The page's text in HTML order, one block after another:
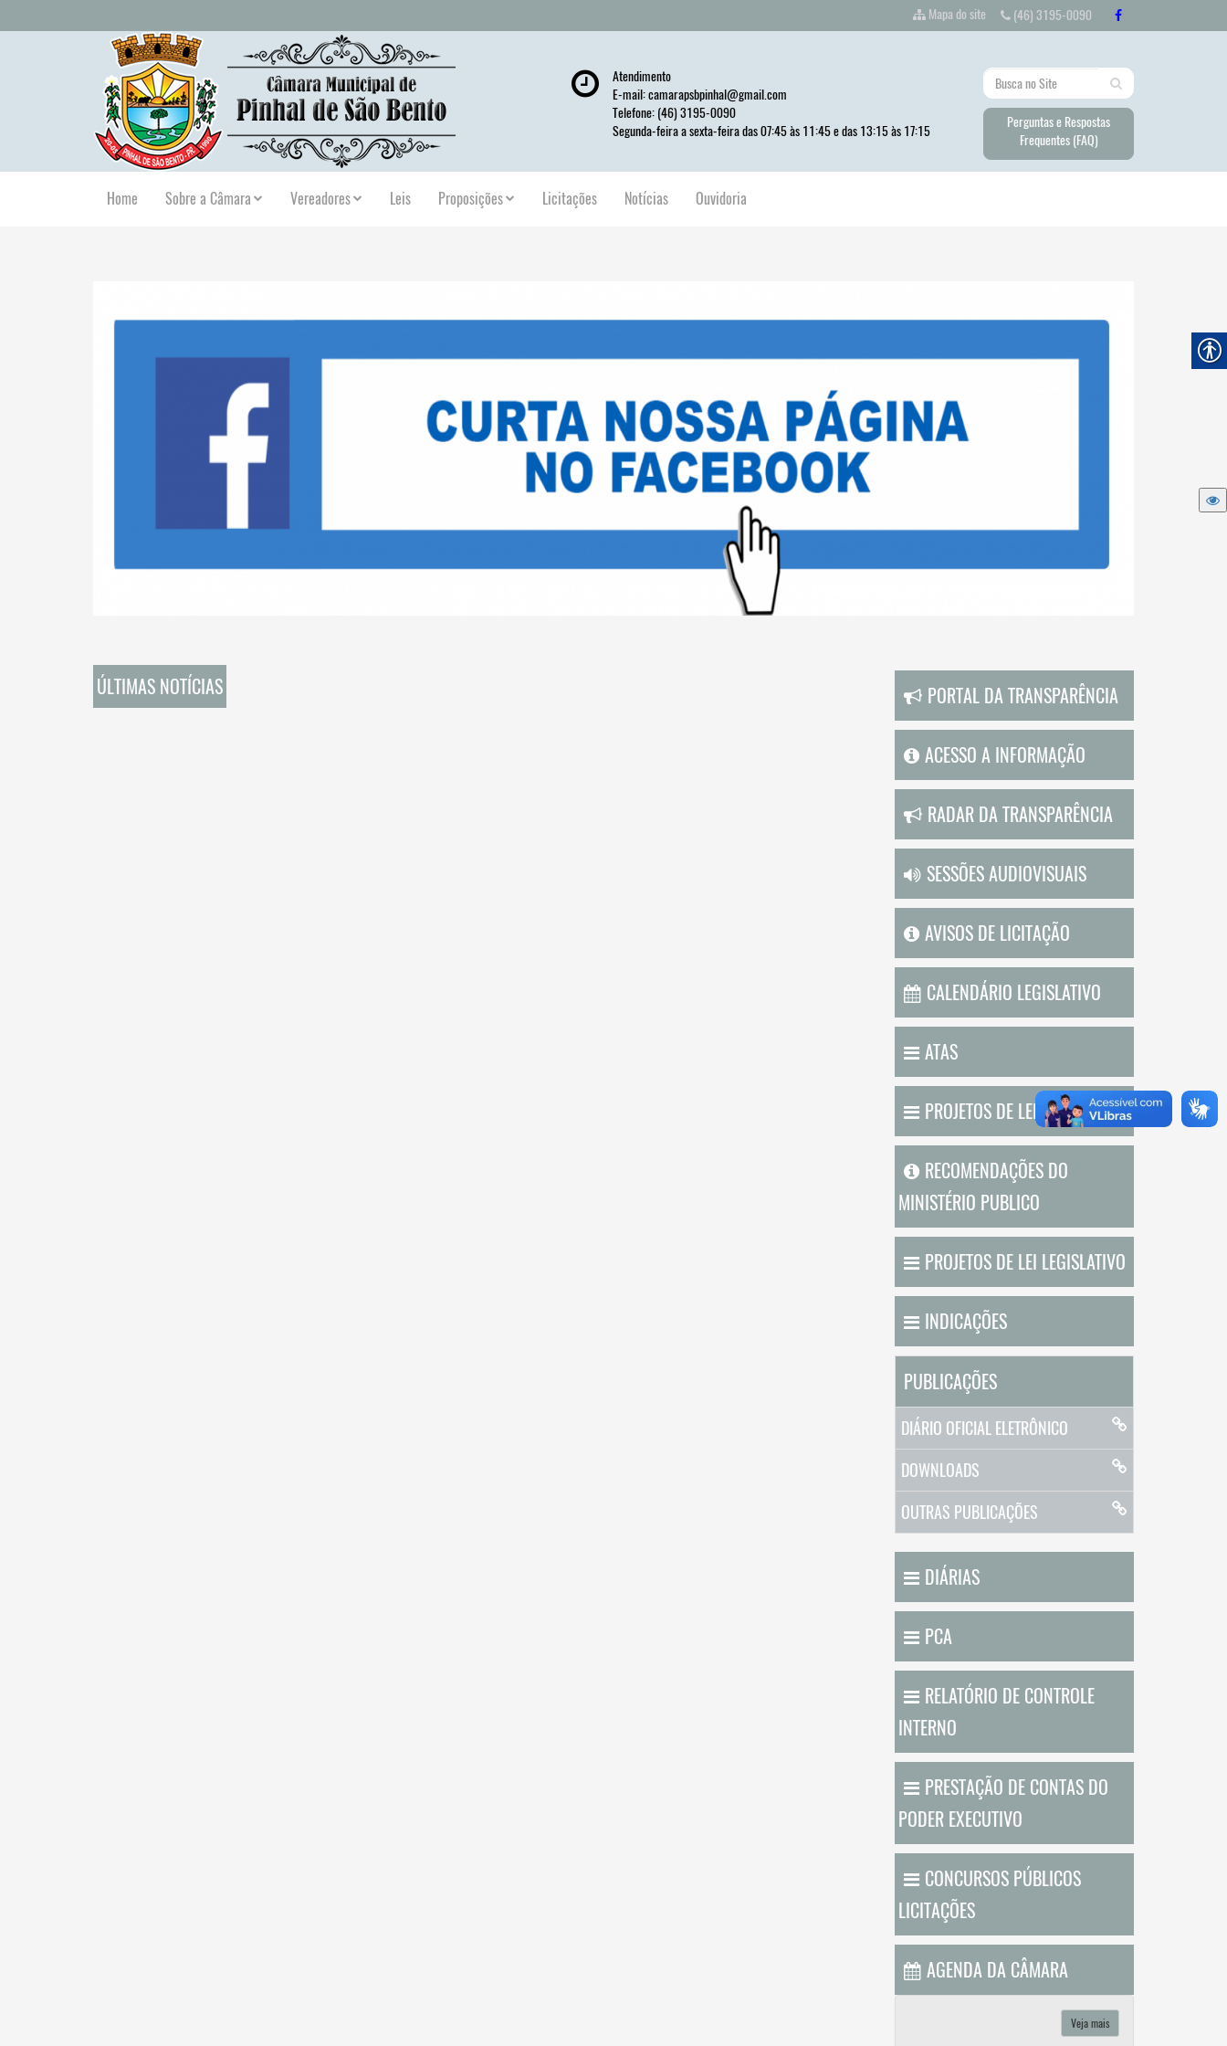
Mapa do site (46) 3195-0090
Atendimento
E-mail:camarapsbpinhal@gmail.com
Telefone: (46) 3195-0090
Segunda-feira a sexta-feira das 07:45 às 11:45 e das 13:15 às 17:15
Perguntas e Respostas
Frequentes (FAQ)
Home Sobre a Câmara Vereadores Leis Proposições Licitações Notícias Ouvidoria
ÚLTIMAS NOTÍCIAS PORTAL DA TRANSPARÊNCIA
ACESSO A INFORMAÇÃO
RADAR DA TRANSPARÊNCIA
SESSÕES AUDIOVISUAIS
AVISOS DE LICITAÇÃO
CALENDÁRIO LEGISLATIVO
ATAS
PROJETOS DE LEI EXECUTIVO
RECOMENDAÇÕES DO
MINISTÉRIO PUBLICO
PROJETOS DE LEI LEGISLATIVO
INDICAÇÕES
PUBLICAÇÕES
DIÁRIO OFICIAL ELETRÔNICO
DOWNLOADS
OUTRAS PUBLICAÇÕES
DIÁRIAS
PCA
RELATÓRIO DE CONTROLE
INTERNO
PRESTAÇÃO DE CONTAS DO
PODER EXECUTIVO
CONCURSOS PÚBLICOS
LICITAÇÕES
AGENDA DA CÂMARA
Veja mais